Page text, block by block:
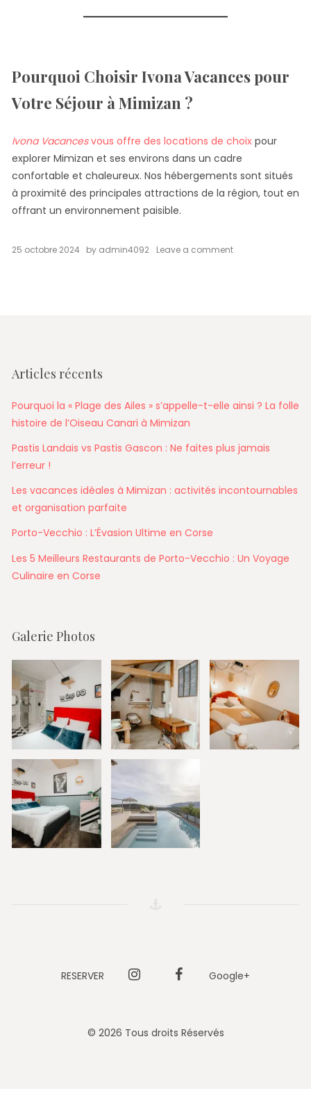
Pourquoi Choisir Ivona Vacances pour
Votre Séjour à Mimizan ?
Ivona Vacancesvous offre des locations de choixpour
explorer Mimizan et ses environs dans un cadre
confortable et chaleureux. Nos hébergements sont situés
à proximité des principales attractions de la région, tout en
offrant un environnement paisible.
25 octobre 2024 by admin4092 Leave a commenton
Découverte
et
Articles récents
Pourquoi la « Plage des Ailes » s’appelle-t-elle ainsi ? La folle
histoire de l’Oiseau Canari à Mimizan
Pastis Landais vs Pastis Gascon : Ne faites plus jamais
l’erreur !
Les vacances idéales à Mimizan : activités incontournables
et organisation parfaite
Porto-Vecchio : L’Évasion Ultime en Corse
Les 5 Meilleurs Restaurants de Porto-Vecchio : Un Voyage
Culinaire en Corse
Galerie Photos
RESERVER InstagramFacebookGoogle+
© 2026 Tous droits Réservés